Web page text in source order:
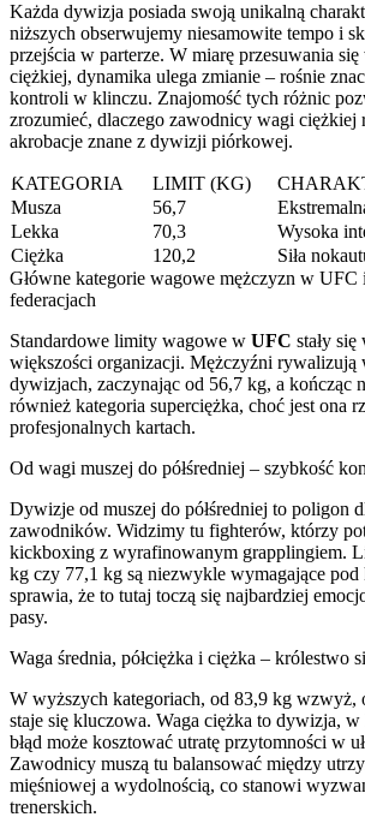
Każda dywizja posiada swoją unikalną
niższych obserwujemy niesamowite tempo i
przejścia w parterze. W miarę przesuwania
ciężkiej, dynamika ulega zmianie – rośnie
kontroli w klinczu. Znajomość tych różnic
zrozumieć, dlaczego zawodnicy wagi ciężkiej
akrobacje znane z dywizji piórkowej.
KATEGORIA LIMIT (KG)
Musza
56,7
Lekka
70,3
Wysoka
Ciężka
120,2
Siła
Główne kategorie wagowe mężczyzn w UFC
federacjach
Standardowe limity wagowe w UFC stały
większości organizacji. Mężczyźni rywalizują
dywizjach, zaczynając od 56,7 kg, a kończąc
również kategoria superciężka, choć jest ona
profesjonalnych kartach.
Od wagi muszej do półśredniej – szybkość
Dywizje od muszej do półśredniej to poligon
zawodników. Widzimy tu fighterów, którzy
kickboxing z wyrafinowanym grapplingiem.
kg czy 77,1 kg są niezwykle wymagające
sprawia, że to tutaj toczą się najbardziej
pasy.
Waga średnia, półciężka i ciężka – królestwo
W wyższych kategoriach, od 83,9 kg wzwyż,
staje się kluczowa. Waga ciężka to dywizja,
błąd może kosztować utratę przytomności w
Zawodnicy muszą tu balansować między
mięśniowej a wydolnością, co stanowi
trenerskich.